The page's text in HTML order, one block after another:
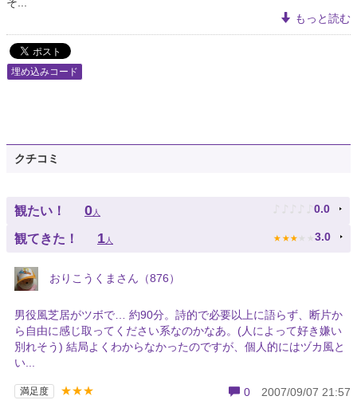
もっと読む
埋め込みコード
クチコミ
観たい！ 0人 ♪ ♪ ♪ ♪ ♪ 0.0
観てきた！ 1人 ★ ★ ★ ★ ★ 3.0
おりこうくまさん（876）
男役風芝居がツボで… 約90分。詩的で必要以上に語らず、断片か
ら自由に感じ取ってください系なのかなあ。(人によって好き嫌い
別れそう) 結局よくわからなかったのですが、個人的にはヅカ風と
い...
満足度 ★★★ 0 2007/09/07 21:57